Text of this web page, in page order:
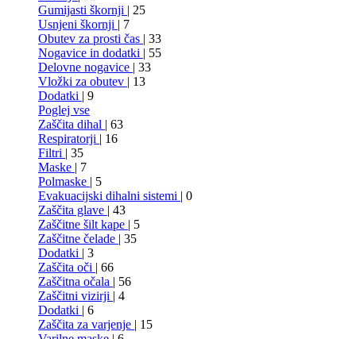
Gumijasti škornji | 25
Usnjeni škornji | 7
Obutev za prosti čas | 33
Nogavice in dodatki | 55
Delovne nogavice | 33
Vložki za obutev | 13
Dodatki | 9
Poglej vse
Zaščita dihal | 63
Respiratorji | 16
Filtri | 35
Maske | 7
Polmaske | 5
Evakuacijski dihalni sistemi | 0
Zaščita glave | 43
Zaščitne šilt kape | 5
Zaščitne čelade | 35
Dodatki | 3
Zaščita oči | 66
Zaščitna očala | 56
Zaščitni vizirji | 4
Dodatki | 6
Zaščita za varjenje | 15